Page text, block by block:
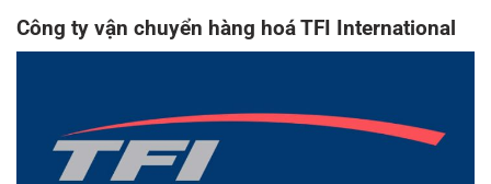
Công ty vận chuyển hàng hoá TFI International